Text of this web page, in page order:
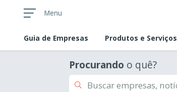
Menu
Guia de Empresas Produtos e Serviços
Procurando o quê?